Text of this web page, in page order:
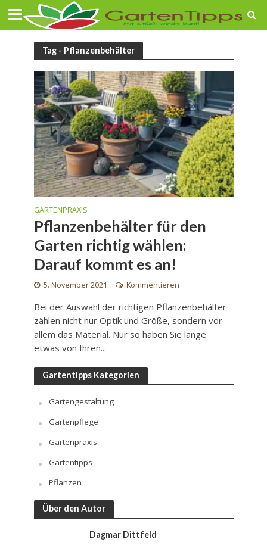
Tag - Pflanzenbehälter
GARTENPRAXIS
Pflanzenbehälter für den
Garten richtig wählen:
Darauf kommt es an!
5. November 2021 Kommentieren
Bei der Auswahl der richtigen Pflanzenbehälter
zählen nicht nur Optik und Größe, sondern vor
allem das Material. Nur so haben Sie lange
etwas von Ihren...
Gartentipps Kategorien
Gartengestaltung
Gartenpflege
Gartenpraxis
Gartentipps
Pflanzen
Über den Autor
Dagmar Dittfeld